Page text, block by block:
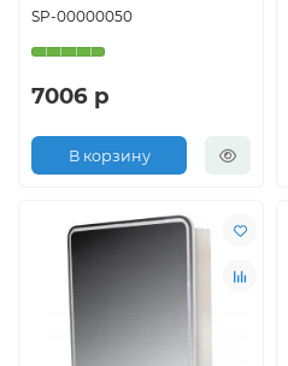
SP-00000050
7006 р
В корзину